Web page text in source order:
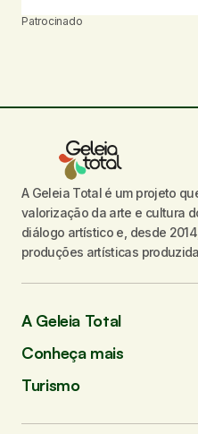
Patrocinado
A Geleia Total é um projeto
valorização da arte e cultura
diálogo artístico e, desde
produções artísticas
A Geleia Total
Conheça mais
Turismo